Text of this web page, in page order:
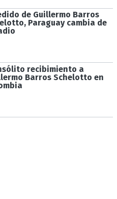
de Guillermo Barros
Paraguay cambia de
recibimiento a
Barros Schelotto en